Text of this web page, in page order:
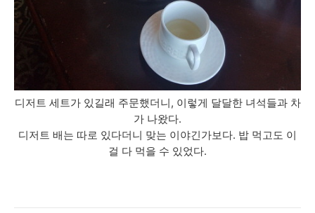
디저트 세트가 있길래 주문했더니, 이렇게 달달한 녀석들과 차
가 나왔다.
디저트 배는 따로 있다더니 맞는 이야긴가보다. 밥 먹고도 이
걸 다 먹을 수 있었다.